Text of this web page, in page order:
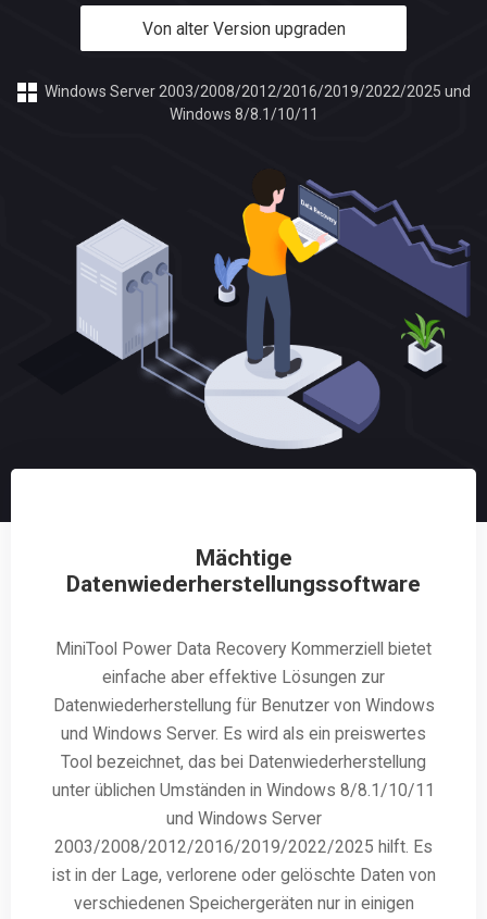
Von alter Version upgraden
Windows Server 2003/2008/2012/2016/2019/2022/2025 und
Windows 8/8.1/10/11
Mächtige
Datenwiederherstellungssoftware
MiniTool Power Data Recovery Kommerziell bietet
einfache aber effektive Lösungen zur
Datenwiederherstellung für Benutzer von Windows
und Windows Server. Es wird als ein preiswertes
Tool bezeichnet, das bei Datenwiederherstellung
unter üblichen Umständen in Windows 8/8.1/10/11
und Windows Server
2003/2008/2012/2016/2019/2022/2025 hilft. Es
ist in der Lage, verlorene oder gelöschte Daten von
verschiedenen Speichergeräten nur in einigen